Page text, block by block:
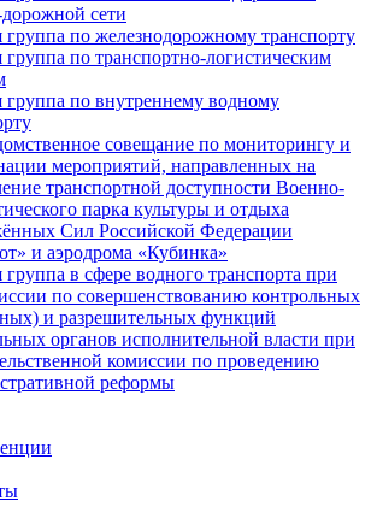
сети
группа по железнодорожному транспорту
группа по транспортно-логистическим
группа по внутреннему водному
совещание по мониторингу и
мероприятий, направленных на
транспортной доступности Военно-
парка культуры и отдыха
Сил Российской Федерации
и аэродрома «Кубинка»
группа в сфере водного транспорта при
по совершенствованию контрольных
и разрешительных функций
органов исполнительной власти при
комиссии по проведению
реформы